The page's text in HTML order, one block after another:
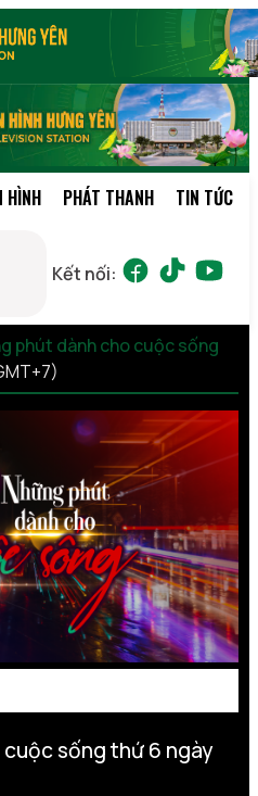
HÌNH PHÁT THANH TIN TỨC
Kết nối:
phút dành cho cuộc sống
sống thứ 6 ngày